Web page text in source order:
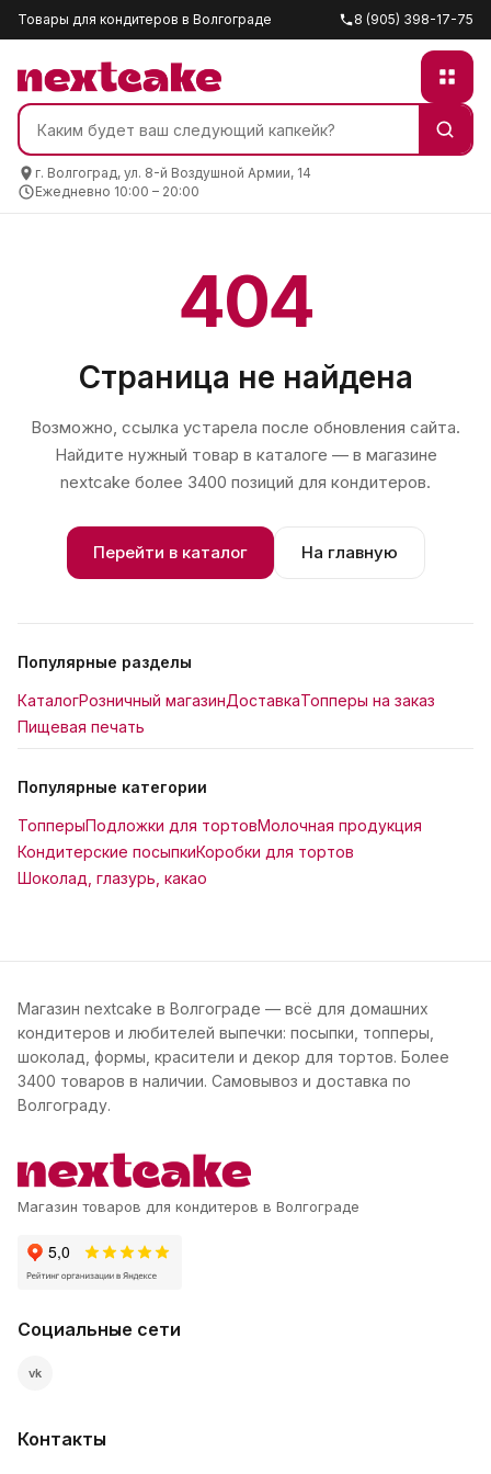
Товары для кондитеров в Волгограде 8 (905) 398-17-75
г. Волгоград, ул. 8-й Воздушной Армии, 14
Ежедневно 10:00 – 20:00
404
Страница не найдена
Возможно, ссылка устарела после обновления сайта.
Найдите нужный товар в каталоге — в магазине
nextcake более 3400 позиций для кондитеров.
Перейти в каталог На главную
Популярные разделы
КаталогРозничный магазинДоставкаТопперы на заказ
Пищевая печать
Популярные категории
ТопперыПодложки для тортовМолочная продукция
Кондитерские посыпкиКоробки для тортов
Шоколад, глазурь, какао
Магазин nextcake в Волгограде — всё для домашних
кондитеров и любителей выпечки: посыпки, топперы,
шоколад, формы, красители и декор для тортов. Более
3400 товаров в наличии. Самовывоз и доставка по
Волгограду.
Магазин товаров для кондитеров в Волгограде
Социальные сети
vk
Контакты